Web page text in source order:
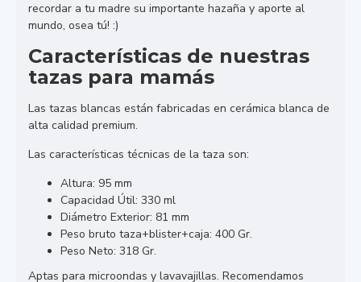
recordar a tu madre su importante hazaña y aporte al
mundo, osea tú! :)
Características de nuestras
tazas para mamás
Las tazas blancas están fabricadas en cerámica blanca de
alta calidad premium.
Las características técnicas de la taza son:
Altura: 95 mm
Capacidad Útil: 330 ml
Diámetro Exterior: 81 mm
Peso bruto taza+blister+caja: 400 Gr.
Peso Neto: 318 Gr.
Aptas para microondas y lavavajillas. Recomendamos